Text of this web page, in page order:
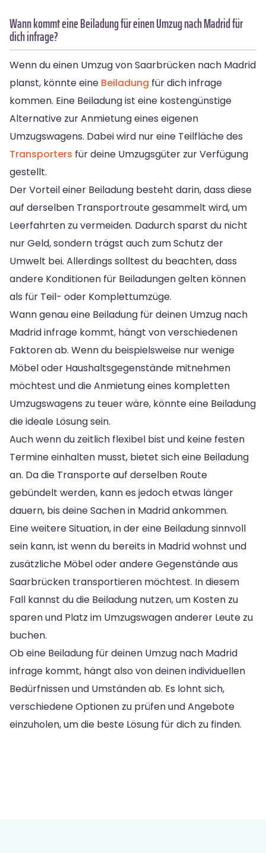
Wann kommt eine Beiladung für einen Umzug nach Madrid für
dich infrage?
Wenn du einen Umzug von Saarbrücken nach Madrid
planst, könnte eine Beiladung für dich infrage
kommen. Eine Beiladung ist eine kostengünstige
Alternative zur Anmietung eines eigenen
Umzugswagens. Dabei wird nur eine Teilfläche des
Transporters für deine Umzugsgüter zur Verfügung
gestellt.
Der Vorteil einer Beiladung besteht darin, dass diese
auf derselben Transportroute gesammelt wird, um
Leerfahrten zu vermeiden. Dadurch sparst du nicht
nur Geld, sondern trägst auch zum Schutz der
Umwelt bei. Allerdings solltest du beachten, dass
andere Konditionen für Beiladungen gelten können
als für Teil- oder Komplettumzüge.
Wann genau eine Beiladung für deinen Umzug nach
Madrid infrage kommt, hängt von verschiedenen
Faktoren ab. Wenn du beispielsweise nur wenige
Möbel oder Haushaltsgegenstände mitnehmen
möchtest und die Anmietung eines kompletten
Umzugswagens zu teuer wäre, könnte eine Beiladung
die ideale Lösung sein.
Auch wenn du zeitlich flexibel bist und keine festen
Termine einhalten musst, bietet sich eine Beiladung
an. Da die Transporte auf derselben Route
gebündelt werden, kann es jedoch etwas länger
dauern, bis deine Sachen in Madrid ankommen.
Eine weitere Situation, in der eine Beiladung sinnvoll
sein kann, ist wenn du bereits in Madrid wohnst und
zusätzliche Möbel oder andere Gegenstände aus
Saarbrücken transportieren möchtest. In diesem
Fall kannst du die Beiladung nutzen, um Kosten zu
sparen und Platz im Umzugswagen anderer Leute zu
buchen.
Ob eine Beiladung für deinen Umzug nach Madrid
infrage kommt, hängt also von deinen individuellen
Bedürfnissen und Umständen ab. Es lohnt sich,
verschiedene Optionen zu prüfen und Angebote
einzuholen, um die beste Lösung für dich zu finden.